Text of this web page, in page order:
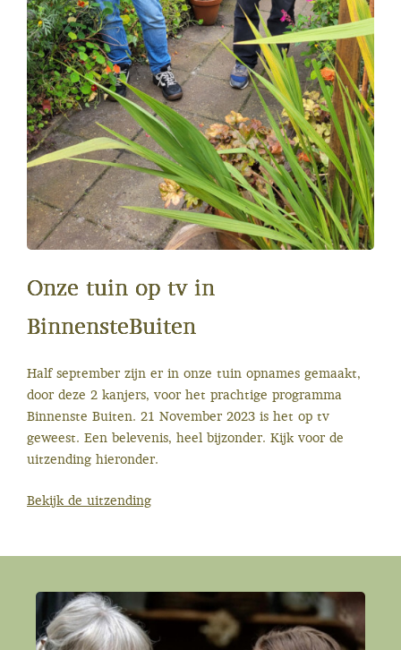
Onze tuin op tv in
BinnensteBuiten
Half september zijn er in onze tuin opnames gemaakt,
door deze 2 kanjers, voor het prachtige programma
Binnenste Buiten. 21 November 2023 is het op tv
geweest. Een belevenis, heel bijzonder. Kijk voor de
uitzending hieronder.
Bekijk de uitzending